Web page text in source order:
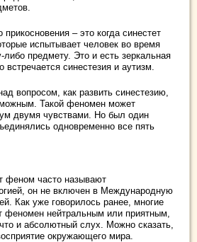
прикосновения ‒ это когда синестет
испытывает человек во время
либо предмету. Это и есть зеркальная
встречается синестезия и аутизм.
вопросом, как развить синестезию,
Такой феномен может
двумя чувствами. Но был один
одновременно все пять
феном часто называют
он не включен в Международную
Как уже говорилось ранее, многие
феномен нейтральным или приятным,
и абсолютный слух. Можно сказать,
окружающего мира.